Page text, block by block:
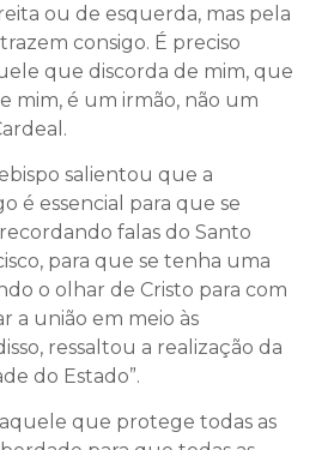
ou de esquerda, mas pela
consigo. É preciso
que discorda de mim, que
mim, é um irmão, não um
salientou que a
é essencial para que se
falas do Santo
para que se tenha uma
o olhar de Cristo para com
a união em meio às
ressaltou a realização da
do Estado”.
aquele que protege todas as